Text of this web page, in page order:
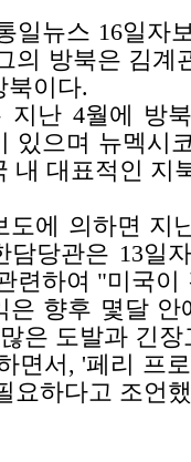
일뉴스 16일자
의 방북은 김계
북이다.
지난 4월에 방
있으며 뉴멕시
내 대표적인 지
도에 의하면 지
담당관은 13일
련하여 "미국
은 향후 몇달
은 도발과 긴
면서, '페리 프
요하다고 조언